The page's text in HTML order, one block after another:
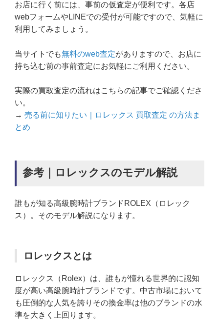
お店に行く前には、事前の仮査定が便利です。各店
webフォームやLINEでの受付が可能ですので、気軽に
利用してみましょう。
当サイトでも無料のweb査定がありますので、お店に
持ち込む前の事前査定にお気軽にご利用ください。
実際の買取査定の流れはこちらの記事でご確認くださ
い。
→ 売る前に知りたい｜ロレックス 買取査定 の方法ま
とめ
参考｜ロレックスのモデル解説
誰もが知る高級腕時計ブランドROLEX（ロレック
ス）。そのモデル解説になります。
ロレックスとは
ロレックス（Rolex）は、誰もが憧れる世界的に認知
度が高い高級腕時計ブランドです。中古市場において
も圧倒的な人気を誇りその換金率は他のブランドの水
準を大きく上回ります。